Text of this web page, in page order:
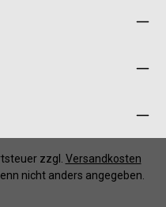
zzgl. Versandkosten
nicht anders angegeben.